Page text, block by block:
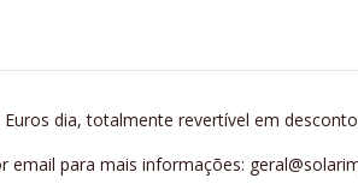
Euros dia, totalmente revertível em
email para mais informações: